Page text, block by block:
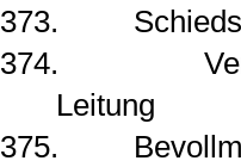
373.
374.
Leitung
375.